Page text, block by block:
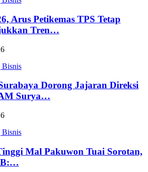
Arus Petikemas TPS Tetap
Tren…
Bisnis
Dorong Jajaran Direksi
Surya…
Bisnis
Mal Pakuwon Tuai Sorotan,
B:…